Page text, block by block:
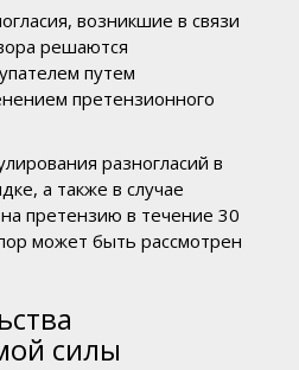
возникшие в связи
решаются
путем
претензионного
разногласий в
а также в случае
претензию в течение 30
может быть рассмотрен
силы